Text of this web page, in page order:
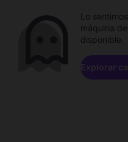
Lo
máquina
disponible.
Explorar